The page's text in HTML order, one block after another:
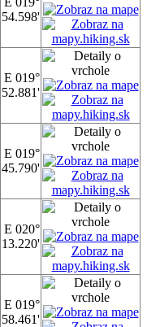
54.598'
E 019°
52.881'
E 019°
45.790'
E 020°
13.220'
E 019°
58.461'